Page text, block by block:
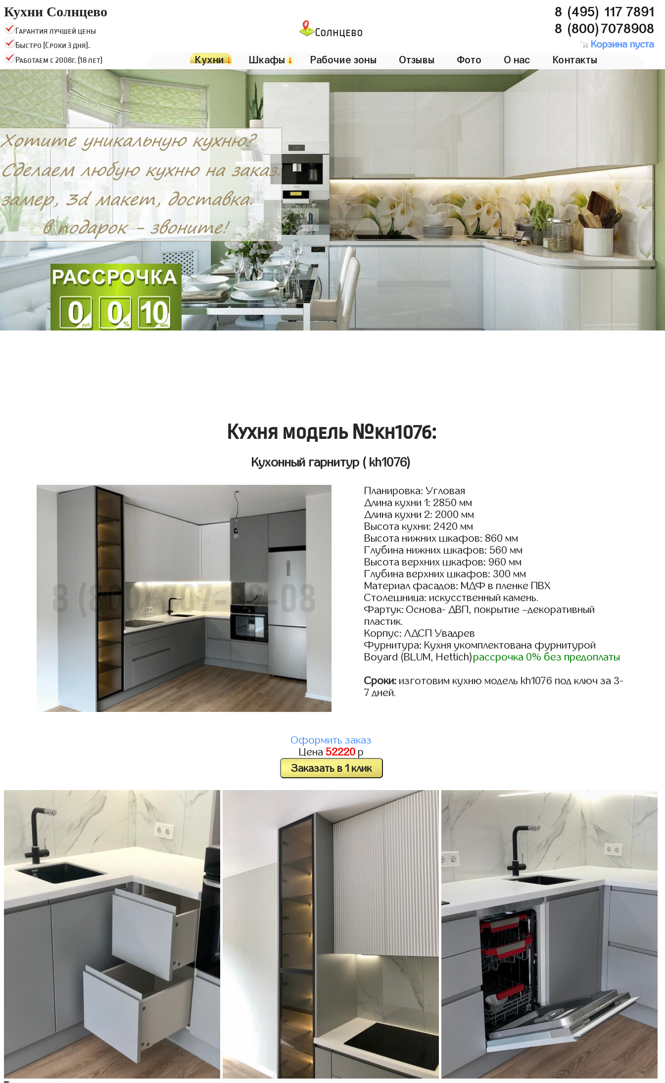
Кухни Солнцево
Гарантия лучшей цены
Быстро (Сроки 3 дня).
Работаем с 2008г. (18 лет)
Солнцево
8 (495) 117 7891
8 (800)7078908
Корзина пуста
Кухни↓ Шкафы↓ Рабочие зоны Отзывы Фото О нас Контакты
Кухня модель №kh1076:
Кухонный гарнитур ( kh1076)
Планировка: Угловая
Длина кухни 1: 2850 мм
Длина кухни 2: 2000 мм
Высота кухни: 2420 мм
Высота нижних шкафов: 860 мм
Глубина нижних шкафов: 560 мм
Высота верхних шкафов: 960 мм
Глубина верхних шкафов: 300 мм
Материал фасадов: МДФ в пленке ПВХ
Столешница: искусственный камень.
Фартук: Основа- ДВП, покрытие –декоративный
пластик.
Корпус: ЛДСП Увадрев
Фурнитура: Кухня укомплектована фурнитурой
Boyard (BLUM, Hettich)рассрочка 0% без предоплаты
Сроки: изготовим кухню модель kh1076 под ключ за 3-
7 дней.
Оформить заказ
Цена 52220 р
Заказать в 1 клик